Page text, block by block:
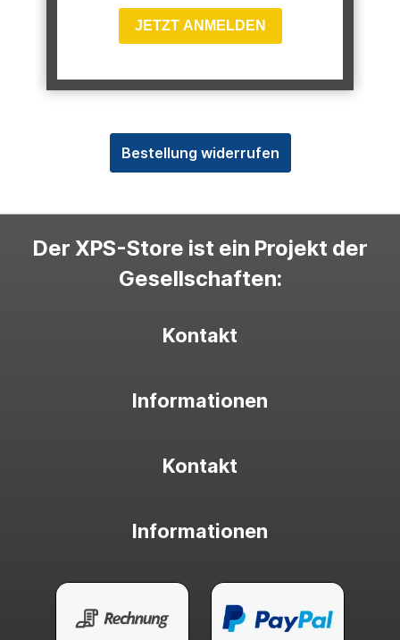
JETZT ANMELDEN
Bestellung widerrufen
Der XPS-Store ist ein Projekt der
Gesellschaften:
Kontakt
Informationen
Kontakt
Informationen